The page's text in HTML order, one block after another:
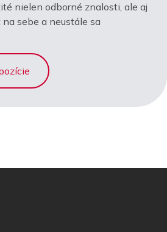
nielen odborné znalosti, ale aj
sebe a neustále sa